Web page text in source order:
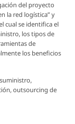
del proyecto
la red logística” y
cual se identifica el
los tipos de
de
los beneficios
outsourcing de